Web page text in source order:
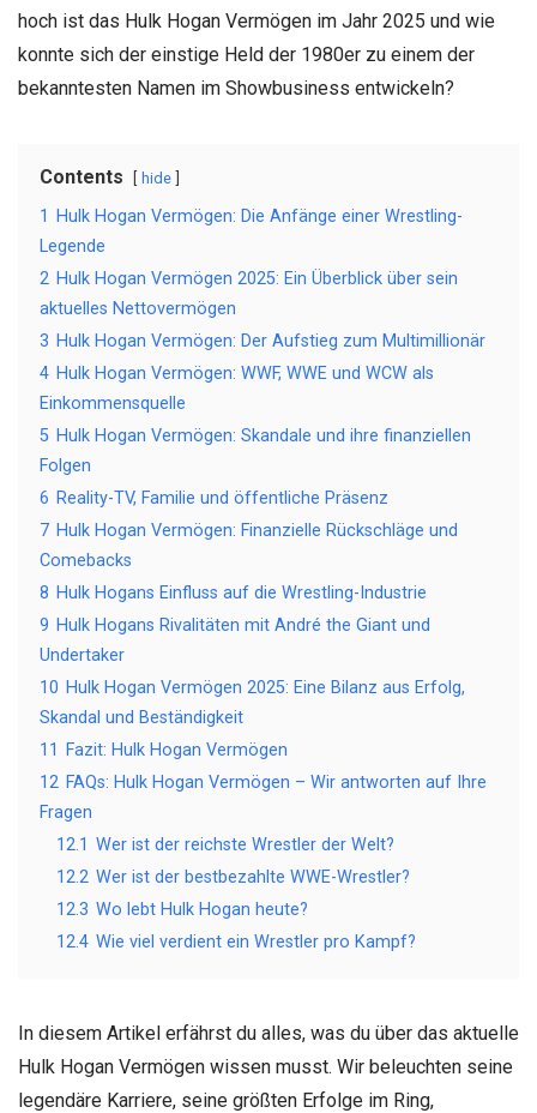
hoch ist das Hulk Hogan Vermögen im Jahr 2025 und wie
konnte sich der einstige Held der 1980er zu einem der
bekanntesten Namen im Showbusiness entwickeln?
Contents hide
1
Hulk Hogan Vermögen: Die Anfänge einer Wrestling-
Legende
2 Hulk Hogan Vermögen 2025: Ein Überblick über sein
aktuelles Nettovermögen
3 Hulk Hogan Vermögen: Der Aufstieg zum Multimillionär
4 Hulk Hogan Vermögen: WWF, WWE und WCW als
Einkommensquelle
5 Hulk Hogan Vermögen: Skandale und ihre finanziellen
Folgen
6 Reality-TV, Familie und öffentliche Präsenz
7 Hulk Hogan Vermögen: Finanzielle Rückschläge und
Comebacks
8 Hulk Hogans Einfluss auf die Wrestling-Industrie
9 Hulk Hogans Rivalitäten mit André the Giant und
Undertaker
10 Hulk Hogan Vermögen 2025: Eine Bilanz aus Erfolg,
Skandal und Beständigkeit
11
Fazit: Hulk Hogan Vermögen
12 FAQs: Hulk Hogan Vermögen – Wir antworten auf Ihre
Fragen
12.1 Wer ist der reichste Wrestler der Welt?
12.2 Wer ist der bestbezahlte WWE-Wrestler?
12.3 Wo lebt Hulk Hogan heute?
12.4 Wie viel verdient ein Wrestler pro Kampf?
In diesem Artikel erfährst du alles, was du über das aktuelle
Hulk Hogan Vermögen wissen musst. Wir beleuchten seine
legendäre Karriere, seine größten Erfolge im Ring,